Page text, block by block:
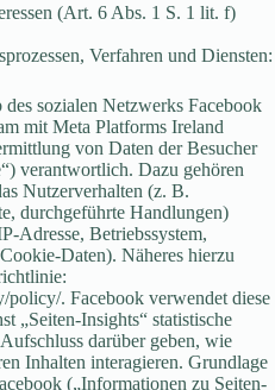
(Art. 6 Abs. 1 S. 1 lit. f)
Verfahren und Diensten:
sozialen Netzwerks Facebook
mit Meta Platforms Ireland
von Daten der Besucher
verantwortlich. Dazu gehören
Nutzerverhalten (z. B.
durchgeführte Handlungen)
Adresse, Betriebssystem,
Daten). Näheres hierzu
. Facebook verwendet diese
„Seiten-Insights“ statistische
darüber geben, wie
Inhalten interagieren. Grundlage
(„Informationen zu Seiten-